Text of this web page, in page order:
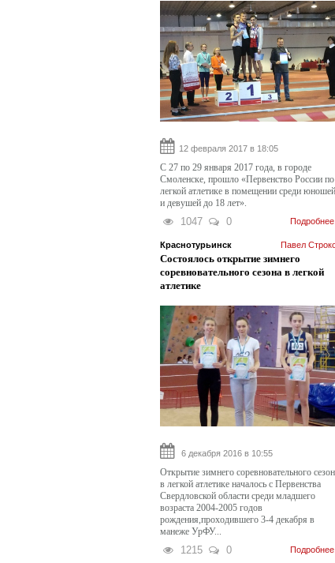
12 февраля 2017 в 18:05
С 27 по 29 января 2017 года, в городе
Смоленске, прошло «Первенство России по
легкой атлетике в помещении среди юношей
и девушей до 18 лет».
1047 0
Краснотурьинск Павел
Состоялось открытие зимнего
соревновательного сезона в легкой
атлетике
6 декабря 2016 в 10:55
Открытие зимнего соревновательного
в легкой атлетике началось с Первенства
Свердловской области среди младшего
возраста 2004-2005 годов
рождения,проходившего 3-4 декабря в
манеже УрФУ...
1215 0